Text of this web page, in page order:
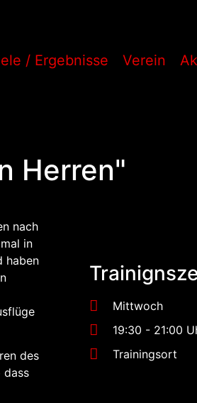
/ Ergebnisse Verein
Herren"
nach
in
haben
des
dass
Mittwoch
19:30 - 21:00
Trainingsort